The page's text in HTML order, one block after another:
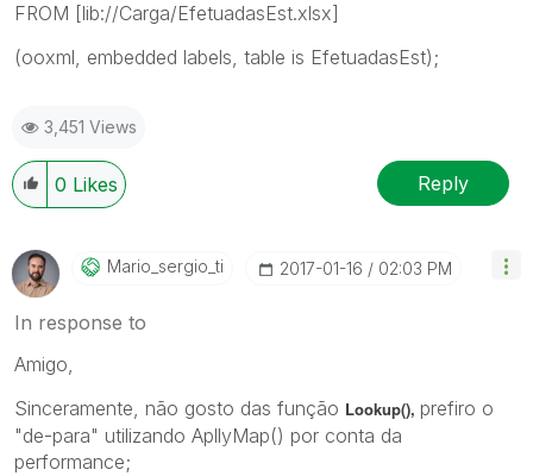
FROM [lib://Carga/EfetuadasEst.xlsx]
(ooxml, embedded labels, table is EfetuadasEst);
3,451 Views
0 Likes Reply
Mario_sergio_ti ‎2017-01-16 02:03 PM
In response to
Amigo,
Sinceramente, não gosto das função Lookup(), prefiro o
"de-para" utilizando ApllyMap() por conta da
performance;